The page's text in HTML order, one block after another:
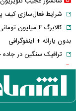
شرایط فعال‌سازی کیف
کالابرگ ۴
بدون یارانه + اینفوگرافی
ترافیک سنگین در
استایل جدید صابر ابر
هواشناسی جدول زمانی
مناطق است؟ + نقشه